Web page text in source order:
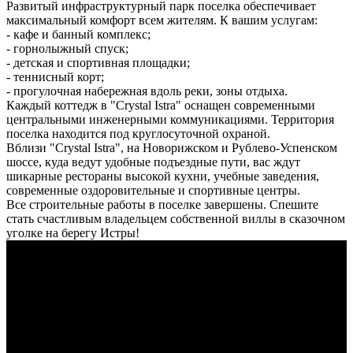
Развитый инфраструктурный парк поселка обеспечивает
максимальный комфорт всем жителям. К вашим услугам:
- кафе и банный комплекс;
- горнолыжный спуск;
- детская и спортивная площадки;
- теннисный корт;
- прогулочная набережная вдоль реки, зоны отдыха.
Каждый коттедж в "Crystal Istra" оснащен современными
центральными инженерными коммуникациями. Территория
поселка находится под круглосуточной охраной.
Вблизи "Crystal Istra", на Новорижском и Рублево-Успенском
шоссе, куда ведут удобные подъездные пути, вас ждут
шикарные рестораны высокой кухни, учебные заведения,
современные оздоровительные и спортивные центры.
Все строительные работы в поселке завершены. Спешите
стать счастливым владельцем собственной виллы в сказочном
уголке на берегу Истры!